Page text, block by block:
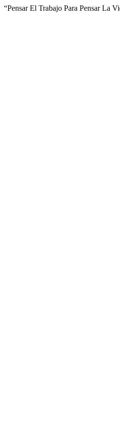
“Pensar El Trabajo Para Pensar La